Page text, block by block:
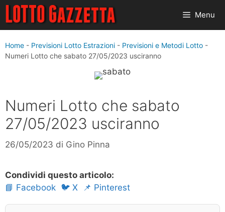
Vai
contenuto
Menu
Home - Previsioni Lotto Estrazioni - Previsioni e Metodi Lotto -
Numeri Lotto che sabato 27/05/2023 usciranno
Numeri Lotto che sabato
27/05/2023 usciranno
26/05/2023 di Gino Pinna
Condividi questo articolo:
📘 Facebook 🐦 X 📌 Pinterest